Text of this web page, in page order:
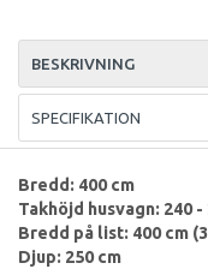
BESKRIVNING
SPECIFIKATION
Bredd: 400 cm
Takhöjd husvagn: 240 -
Bredd på list: 400 cm
Djup: 250 cm